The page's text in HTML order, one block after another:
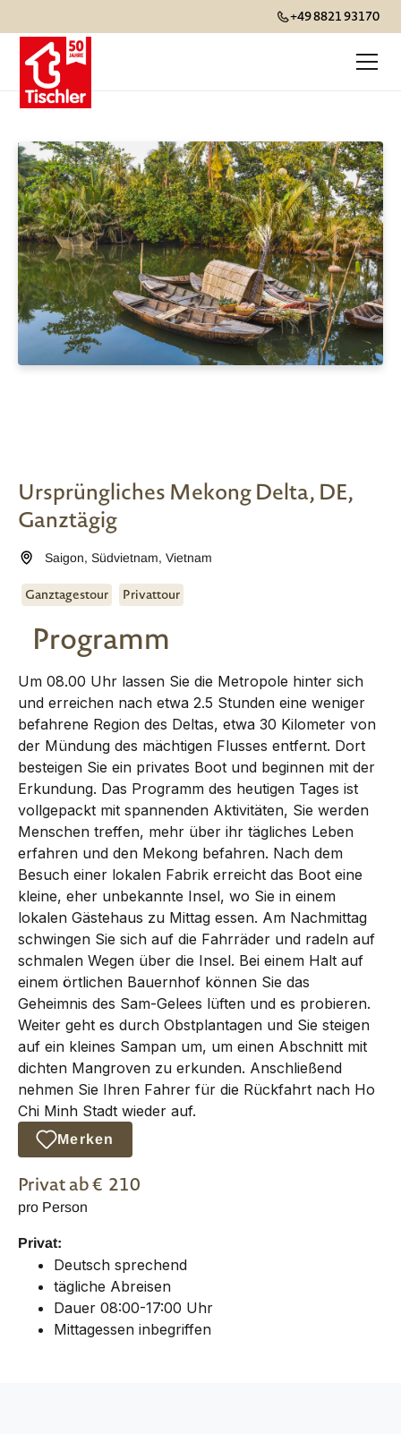
+49 8821 93170
Ursprüngliches Mekong Delta, DE,
Ganztägig
Saigon,Südvietnam,Vietnam
Ganztagestour Privattour
Programm
Um 08.00 Uhr lassen Sie die Metropole hinter sich
und erreichen nach etwa 2.5 Stunden eine weniger
befahrene Region des Deltas, etwa 30 Kilometer von
der Mündung des mächtigen Flusses entfernt. Dort
besteigen Sie ein privates Boot und beginnen mit der
Erkundung. Das Programm des heutigen Tages ist
vollgepackt mit spannenden Aktivitäten, Sie werden
Menschen treffen, mehr über ihr tägliches Leben
erfahren und den Mekong befahren. Nach dem
Besuch einer lokalen Fabrik erreicht das Boot eine
kleine, eher unbekannte Insel, wo Sie in einem
lokalen Gästehaus zu Mittag essen. Am Nachmittag
schwingen Sie sich auf die Fahrräder und radeln auf
schmalen Wegen über die Insel. Bei einem Halt auf
einem örtlichen Bauernhof können Sie das
Geheimnis des Sam-Gelees lüften und es probieren.
Weiter geht es durch Obstplantagen und Sie steigen
auf ein kleines Sampan um, um einen Abschnitt mit
dichten Mangroven zu erkunden. Anschließend
nehmen Sie Ihren Fahrer für die Rückfahrt nach Ho
Chi Minh Stadt wieder auf.
Merken
Privatab € 210
pro Person
Privat:
Deutsch sprechend
tägliche Abreisen
Dauer 08:00-17:00 Uhr
Mittagessen inbegriffen